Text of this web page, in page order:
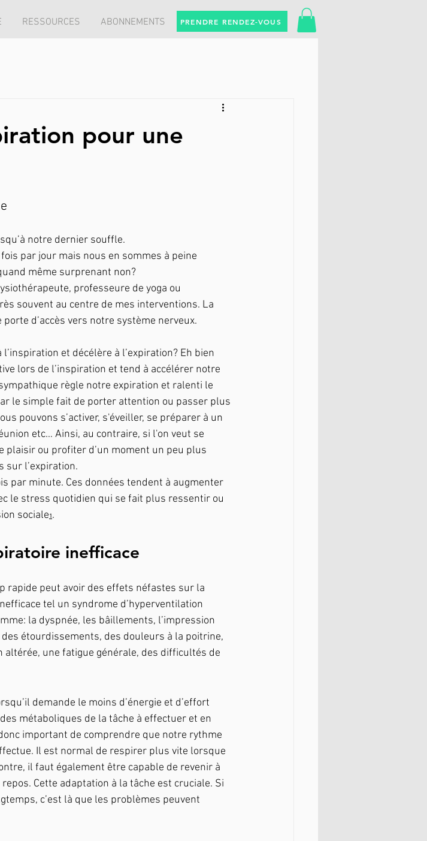
RESSOURCES ABONNEMENTS PRENDRE RENDEZ-VOUS
pour une
notre dernier souffle.
par jour mais nous en sommes à peine
même surprenant non?
professeure de yoga ou
souvent au centre de mes interventions. La
d’accès vers notre système nerveux.
et décélère à l’expiration? Eh bien
lors de l’inspiration et tend à accélérer notre
règle notre expiration et ralenti le
le simple fait de porter attention ou passer plus
pouvons s’activer, s'éveiller, se préparer à un
etc… Ainsi, au contraire, si l'on veut se
plaisir ou profiter d’un moment un peu plus
sur l’expiration.
par minute. Ces données tendent à augmenter
le stress quotidien qui se fait plus ressentir ou
sociale1.
inefficace
rapide peut avoir des effets néfastes sur la
tel un syndrome d’hyperventilation
la dyspnée, les bâillements, l’impression
des étourdissements, des douleurs à la poitrine,
altérée, une fatigue générale, des difficultés de
demande le moins d’énergie et d’effort
métaboliques de la tâche à effectuer et en
important de comprendre que notre rythme
Il est normal de respirer plus vite lorsque
il faut également être capable de revenir à
Cette adaptation à la tâche est cruciale. Si
c’est là que les problèmes peuvent